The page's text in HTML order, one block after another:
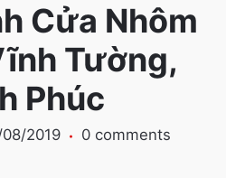
Cửa Nhôm
Tường,
Phúc
2019 0 comments